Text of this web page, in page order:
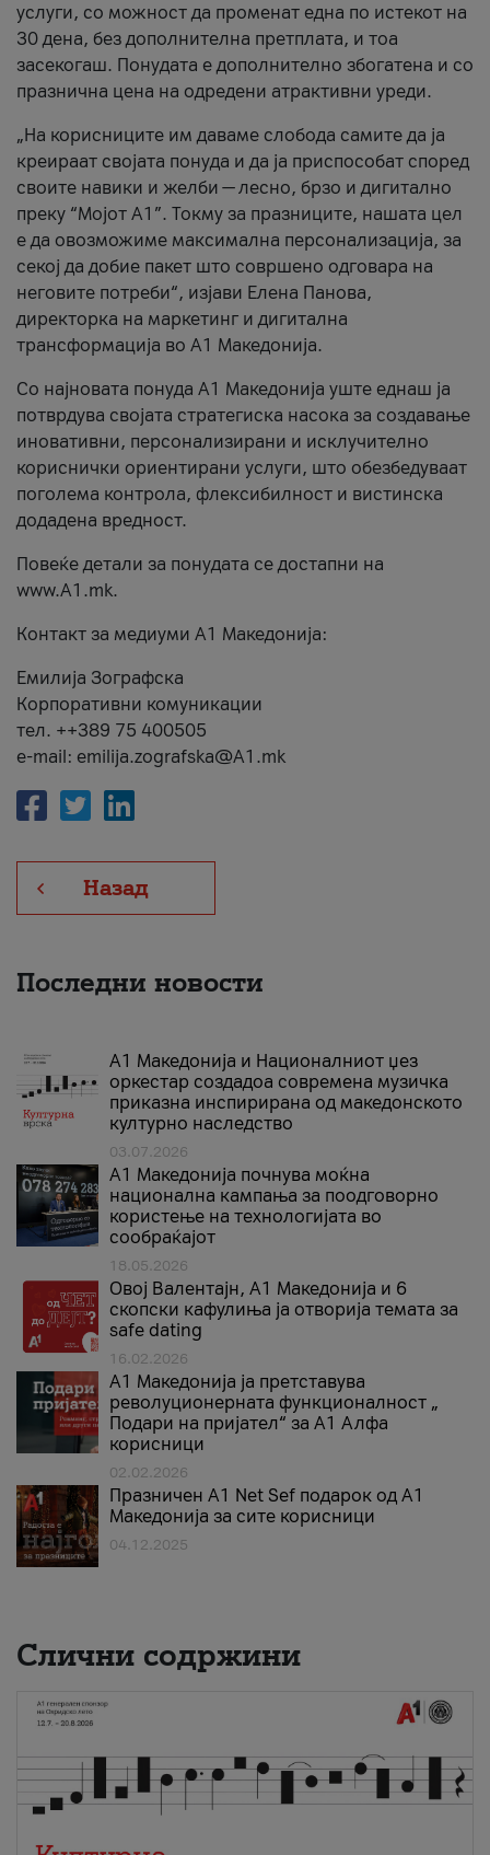
услуги, со можност да променат една по истекот на
30 дена, без дополнителна претплата, и тоа
засекогаш. Понудата е дополнително збогатена и со
празнична цена на одредени атрактивни уреди.
„На корисниците им даваме слобода самите да ја
креираат својата понуда и да ја приспособат според
своите навики и желби — лесно, брзо и дигитално
преку “Мојот А1”. Токму за празниците, нашата цел
е да овозможиме максимална персонализација, за
секој да добие пакет што совршено одговара на
неговите потреби“, изјави Елена Панова,
директорка на маркетинг и дигитална
трансформација во А1 Македонија.
Со најновата понуда А1 Македонија уште еднаш ја
потврдува својата стратегиска насока за создавање
иновативни, персонализирани и исклучително
кориснички ориентирани услуги, што обезбедуваат
поголема контрола, флексибилност и вистинска
додадена вредност.
Повеќе детали за понудата се достапни на
www.А1.mk.
Контакт за медиуми А1 Македонија:
Емилија Зографска
Корпоративни комуникации
тел. ++389 75 400505
e-mail: emilija.zografska@A1.mk
Назад
Последни новости
А1 Македонија и Националниот џез
оркестар создадоа современа музичка
приказна инспирирана од македонското
културно наследство
03.07.2026
A1 Македонија почнува моќна
национална кампања за поодговорно
користење на технологијата во
сообраќајот
18.05.2026
Овој Валентајн, A1 Македонија и 6
скопски кафулиња ја отворија темата за
safe dating
16.02.2026
А1 Македонија ја претставува
револуционерната функционалност „
Подари на пријател“ за А1 Алфа
корисници
02.02.2026
Празничен A1 Net Sеf подарок од А1
Македонија за сите корисници
04.12.2025
Слични содржини